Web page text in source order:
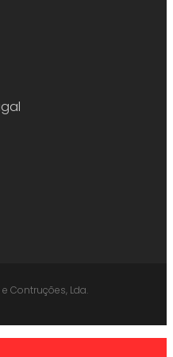
Contruções, Lda.